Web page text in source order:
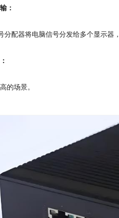
：
分配器将电脑信号分发给多个显示
的场景。